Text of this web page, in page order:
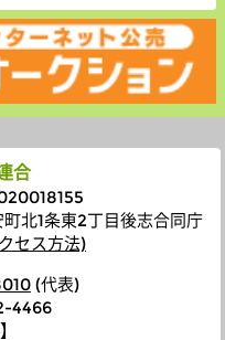
合
北1条東2丁目後志合同庁
セス方法)
(代表)
4466